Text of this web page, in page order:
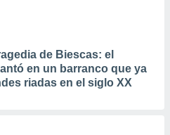
de Biescas: el
en un barranco que ya
riadas en el siglo XX